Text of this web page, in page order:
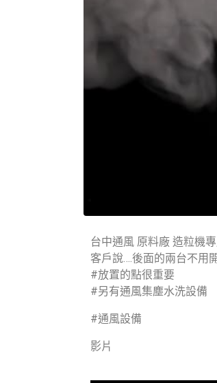
台中通風 原料廠 造粒機
客戶說….後面的兩台不用
#放置的點很重要
#另有通風集塵水洗設備
#通風設備
影片